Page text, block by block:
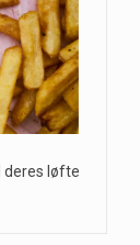
deres løfte